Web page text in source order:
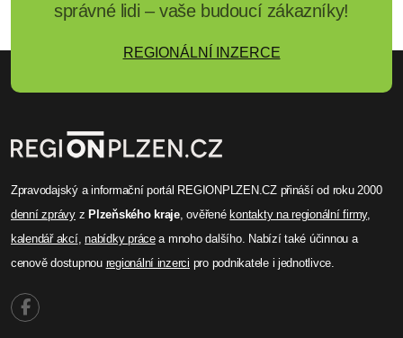
správné lidi – vaše budoucí zákazníky!
REGIONÁLNÍ INZERCE
Zpravodajský a informační portál REGIONPLZEN.CZ přináší od roku 2000
denní zprávyz Plzeňského kraje, ověřené kontakty na regionální firmy,
kalendář akcí,nabídky prácea mnoho dalšího. Nabízí také účinnou a
cenově dostupnou regionální inzerci pro podnikatele i jednotlivce.